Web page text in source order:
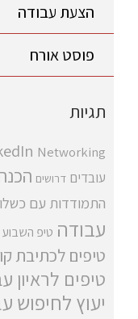
הצעת עבודה
פוסט אורח
תגיות
Networking
עובדים דרושים
התמודדות עם
עבודה טיפ השבוע
טיפים לכתיבת
טיפים לראיון
יעוץ לחיפוש